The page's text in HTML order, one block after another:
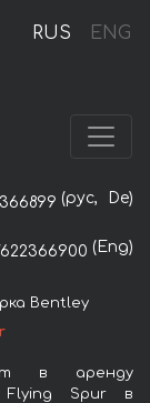
RUS ENG
(рус, De)
(Eng)
Bentley
в аренду
Flying Spur в